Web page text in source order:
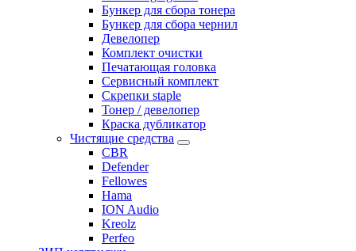
Бункер для сбора тонера
Бункер для сбора чернил
Девелопер
Комплект очистки
Печатающая головка
Сервисный комплект
Скрепки staple
Тонер / девелопер
Краска дубликатор
Чистящие средства
CBR
Defender
Fellowes
Hama
ION Audio
Kreolz
Perfeo